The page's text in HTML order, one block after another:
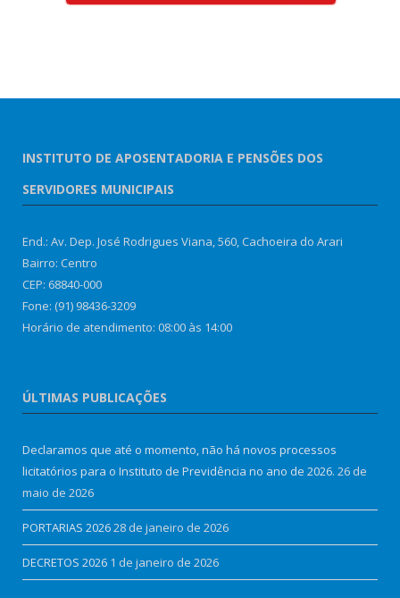
INSTITUTO DE APOSENTADORIA E PENSÕES DOS
SERVIDORES MUNICIPAIS
End.: Av. Dep. José Rodrigues Viana, 560, Cachoeira do Arari
Bairro: Centro
CEP: 68840-000
Fone: (91) 98436-3209
Horário de atendimento: 08:00 às 14:00
ÚLTIMAS PUBLICAÇÕES
Declaramos que até o momento, não há novos processos
licitatórios para o Instituto de Previdência no ano de 2026. 26 de
maio de 2026
PORTARIAS 202628 de janeiro de 2026
DECRETOS 2026 1 de janeiro de 2026